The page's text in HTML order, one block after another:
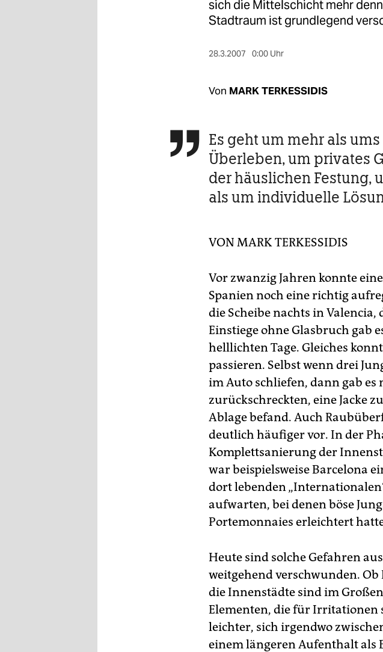
veranstaltungen
sich die Mittelschicht mehr
Stadtraum ist grundlegend
28.3.2007 0:00 Uhr
Von MARK TERKESSIDIS
 Es geht um mehr als
Überleben, um privates
der häuslichen Festung,
als um individuelle
VON MARK TERKESSIDIS
Vor zwanzig Jahren konnte
Spanien noch eine richtig
die Scheibe nachts in
Einstiege ohne Glasbruch gab
helllichten Tage. Gleiches
passieren. Selbst wenn drei
im Auto schliefen, dann gab es
zurückschreckten, eine Jacke
Ablage befand. Auch
deutlich häufiger vor. In der
Komplettsanierung der
war beispielsweise Barcelona
dort lebenden
aufwarten, bei denen böse
Portemonnaies erleichtert
Heute sind solche Gefahren
weitgehend verschwunden.
die Innenstädte sind im
Elementen, die für Irritationen
leichter, sich irgendwo
einem längeren Aufenthalt als